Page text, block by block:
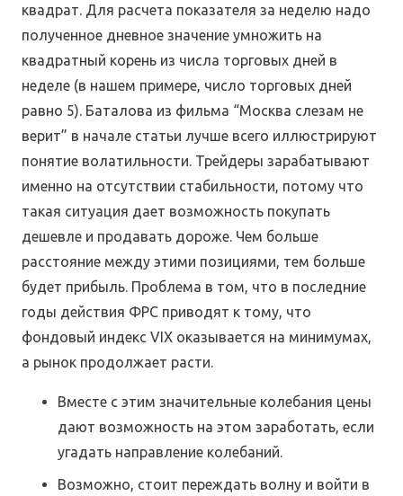
квадрат. Для расчета показателя за неделю надо
полученное дневное значение умножить на
квадратный корень из числа торговых дней в
неделе (в нашем примере, число торговых дней
равно 5). Баталова из фильма “Москва слезам не
верит” в начале статьи лучше всего иллюстрируют
понятие волатильности. Трейдеры зарабатывают
именно на отсутствии стабильности, потому что
такая ситуация дает возможность покупать
дешевле и продавать дороже. Чем больше
расстояние между этими позициями, тем больше
будет прибыль. Проблема в том, что в последние
годы действия ФРС приводят к тому, что
фондовый индекс VIX оказывается на минимумах,
а рынок продолжает расти.
Вместе с этим значительные колебания цены
дают возможность на этом заработать, если
угадать направление колебаний.
Возможно, стоит переждать волну и войти в